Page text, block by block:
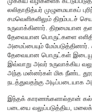
லலிதாதித்யர் முழுமையாகப்
சமவெளிகளிலும் திறம்படச்
உருவாக்கினார். திறமையான
தேவையான பொருட்களை
அமைப்பையும்
தேவையான பொருட்கள்
இவ்வாறு அவர் உருவாக்கிய
அந்த மன்னர்கள் மிக நீண்ட
நடத்துவதற்கு அடிப்படையாக
இந்தக் காரணங்களால்தான்
படையை வலுப்படுத்திய,